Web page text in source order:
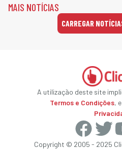
MAIS NOTÍCIAS
CARREGAR
A utilização deste site
Termos e Condições,
Copyright © 2005 - 2025